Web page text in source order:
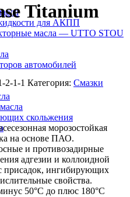
для АКПП
масла — UTTO STOU
автомобилей
скольжения
Titanium
2-1-1 Категория: Смазки
морозостойкая
на основе ПАО.
и противозадирные
адгезии и коллоидной
присадок, ингибирующих
свойства.
50°С до плюс 180°С